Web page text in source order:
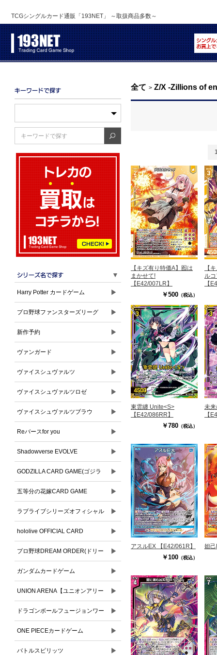
TCGシングルカード通販「193NET」 ～取扱商品多数～
▼
Harry Potter カードゲーム ▶
プロ野球ファンスターズリーグ ▶
新作予約 ▶
ヴァンガード ▶
ヴァイスシュヴァルツ ▶
ヴァイスシュヴァルツロゼ ▶
ヴァイスシュヴァルツブラウ ▶
Reバースfor you ▶
Shadowverse EVOLVE ▶
GODZILLA CARD GAME(ゴジラ
カードゲーム)
▶
五等分の花嫁CARD GAME ▶
ラブライブシリーズオフィシャル
カードゲーム
▶
hololive OFFICIAL CARD
GAME(ホロライブオフィシャルカ
ードゲーム)
▶
プロ野球DREAM ORDER(ドリー
ムオーダー)
▶
ガンダムカードゲーム ▶
UNION ARENA【ユニオンアリー
ナ】
▶
ドラゴンボールフュージョンワー
ルド
▶
ONE PIECEカードゲーム ▶
バトルスピリッツ ▶
全て > Z/X -Zillions of
【キズ有り特価A】囮は
まかせて!
【E42/007LR】
￥500 （税込）
【
ル
【
東雲纏 Unite<S>
【E42/086RR】
￥780 （税込）
未
【
アスルEX 【E42/061R】
￥100 （税込）
妲